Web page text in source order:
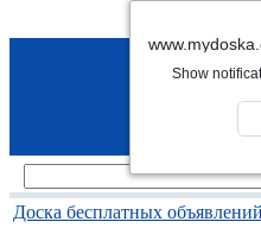
Доска бесплатных объявлений
Show